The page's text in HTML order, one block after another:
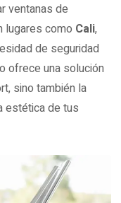
ventanas de
lugares como Cali,
de seguridad
ofrece una solución
sino también la
estética de tus